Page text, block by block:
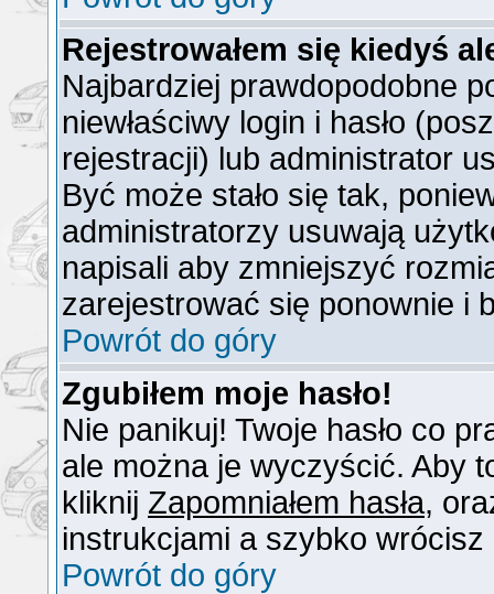
Rejestrowałem się kiedyś
Najbardziej prawdopodobne
niewłaściwy login i hasło
rejestracji) lub administrator
Być może stało się tak,
administratorzy usuwają
napisali aby zmniejszyć
zarejestrować się ponownie i
Powrót do góry
Zgubiłem moje hasło!
Nie panikuj! Twoje hasło co
ale można je wyczyścić. Aby
kliknij Zapomniałem hasła,
instrukcjami a szybko wrócisz
Powrót do góry